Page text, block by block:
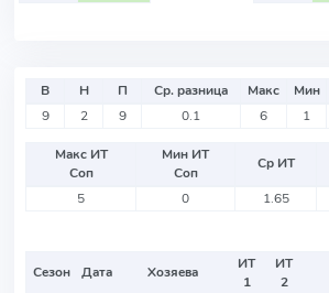
В Н П Ср. разница Макс Мин
9
2 9 0.1 6 1
Макс ИТ
Соп
Мин ИТ
Соп
Ср ИТ
5
0 1.65
Сезон Дата Хозяева
ИТ
1
ИТ
2